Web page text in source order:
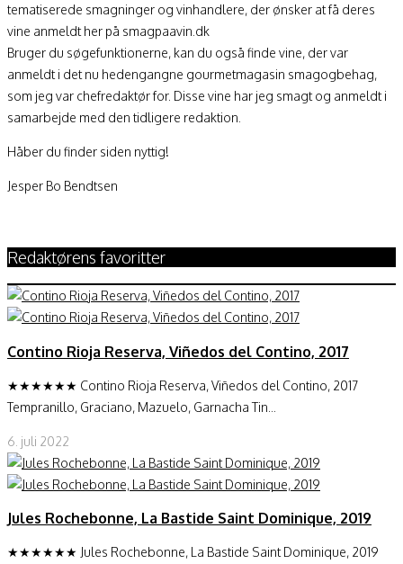
tematiserede smagninger og vinhandlere, der ønsker at få deres
vine anmeldt her på smagpaavin.dk
Bruger du søgefunktionerne, kan du også finde vine, der var
anmeldt i det nu hedengangne gourmetmagasin smagogbehag,
som jeg var chefredaktør for. Disse vine har jeg smagt og anmeldt i
samarbejde med den tidligere redaktion.
Håber du finder siden nyttig!
Jesper Bo Bendtsen
Redaktørens favoritter
Contino Rioja Reserva, Viñedos del Contino, 2017
★★★★★★ Contino Rioja Reserva, Viñedos del Contino, 2017
Tempranillo, Graciano, Mazuelo, Garnacha Tin...
6. juli 2022
Jules Rochebonne, La Bastide Saint Dominique, 2019
★★★★★★ Jules Rochebonne, La Bastide Saint Dominique, 2019